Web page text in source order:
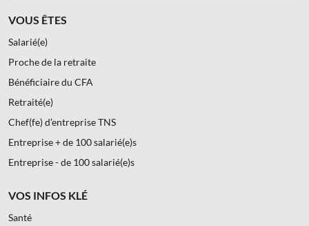
VOUS ÊTES
Salarié(e)
Proche de la retraite
Bénéficiaire du CFA
Retraité(e)
Chef(fe) d’entreprise TNS
Entreprise + de 100 salarié(e)s
Entreprise - de 100 salarié(e)s
VOS INFOS KLÉ
Santé